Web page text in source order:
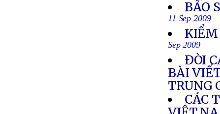
BÃO
11 Sep 2009
Sep 2009
ĐÒI
BÀI
TRUNG
CÁC